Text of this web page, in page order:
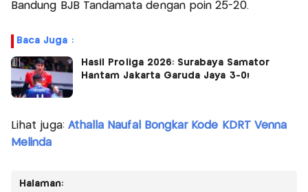
Bandung BJB Tandamata dengan poin 25-20.
Baca Juga :
Hasil Proliga 2026: Surabaya Samator
Hantam Jakarta Garuda Jaya 3-0!
Lihat juga: Athalla Naufal Bongkar Kode KDRT Venna
Melinda
Halaman: